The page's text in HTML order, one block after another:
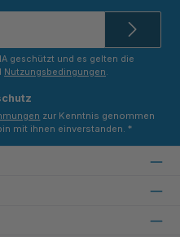
geschützt und es gelten die
Nutzungsbedingungen.
zur Kenntnis genommen
mit ihnen einverstanden. *